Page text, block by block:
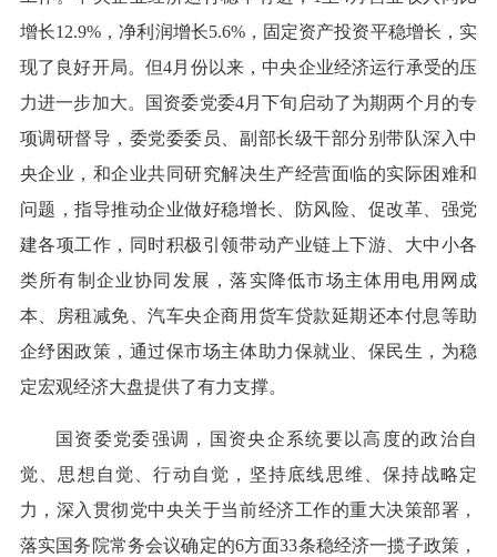
增长12.9%，净利润增长5.6%，固定资产投资平稳增长，实
现了良好开局。但4月份以来，中央企业经济运行承受的压
力进一步加大。国资委党委4月下旬启动了为期两个月的专
项调研督导，委党委委员、副部长级干部分别带队深入中
央企业，和企业共同研究解决生产经营面临的实际困难和
问题，指导推动企业做好稳增长、防风险、促改革、强党
建各项工作，同时积极引领带动产业链上下游、大中小各
类所有制企业协同发展，落实降低市场主体用电用网成
本、房租减免、汽车央企商用货车贷款延期还本付息等助
企纾困政策，通过保市场主体助力保就业、保民生，为稳
定宏观经济大盘提供了有力支撑。
国资委党委强调，国资央企系统要以高度的政治自
觉、思想自觉、行动自觉，坚持底线思维、保持战略定
力，深入贯彻党中央关于当前经济工作的重大决策部署，
落实国务院常务会议确定的6方面33条稳经济一揽子政策，